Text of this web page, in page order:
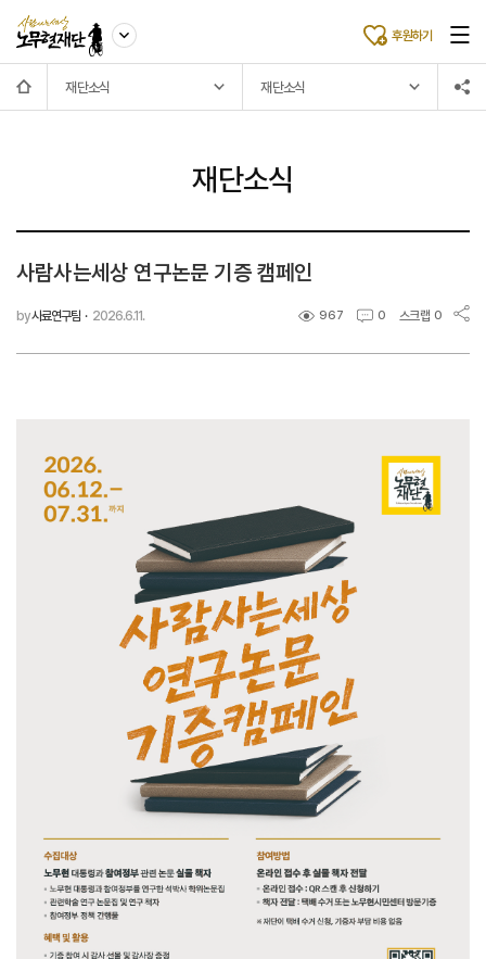
후원하기
재단소식 재단소식
재단소식
사람사는세상 연구논문 기증 캠페인
by사료연구팀 · 2026.6.11. 967 0 스크랩 0